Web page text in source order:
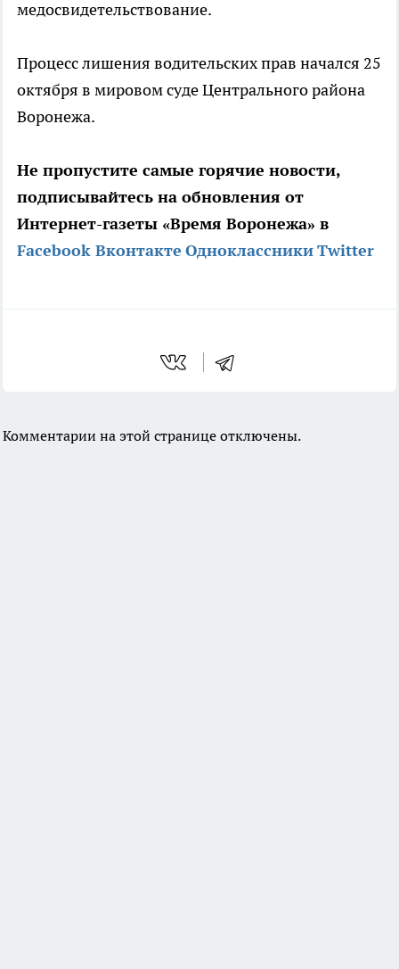
медосвидетельствование.
Процесс лишения водительских прав начался 25
октября в мировом суде Центрального района
Воронежа.
Не пропустите самые горячие новости,
подписывайтесь на обновления от
Интернет-газеты «Время Воронежа» в
Facebook Вконтакте ОдноклассникиTwitter
Комментарии на этой странице отключены.